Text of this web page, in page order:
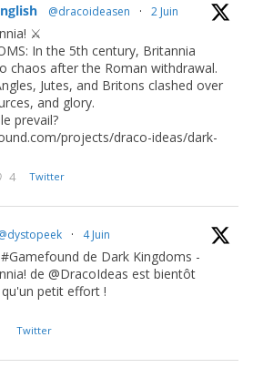
@dracoideasen · 2 Juin
⚔️
In the 5th century, Britannia
chaos after the Roman withdrawal.
Jutes, and Britons clashed over
and glory.
prevail?
projects/draco-ideas/dark-
4 Twitter
· 4 Juin
de Dark Kingdoms -
de @DracoIdeas est bientôt
petit effort !
Twitter